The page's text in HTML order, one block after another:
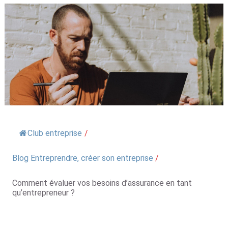
Club entreprise /
Blog Entreprendre, créer son entreprise /
Comment évaluer vos besoins d’assurance en tant
qu’entrepreneur ?